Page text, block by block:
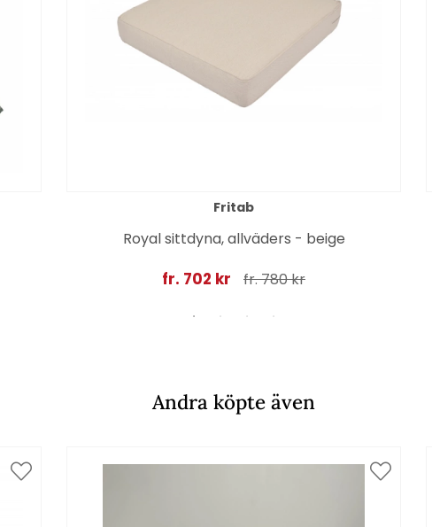
Fritab
Royal sittdyna, allväders - beige
fr. 702 kr fr. 780 kr
Andra köpte även